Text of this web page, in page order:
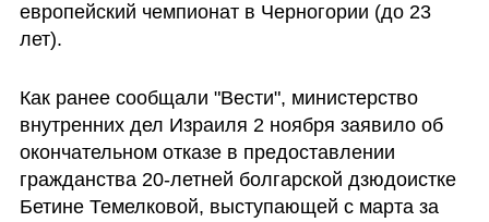
европейский чемпионат в Черногории (до 23
лет).
Как ранее сообщали "Вести", министерство
внутренних дел Израиля 2 ноября заявило об
окончательном отказе в предоставлении
гражданства 20-летней болгарской дзюдоистке
Бетине Темелковой, выступающей с марта за